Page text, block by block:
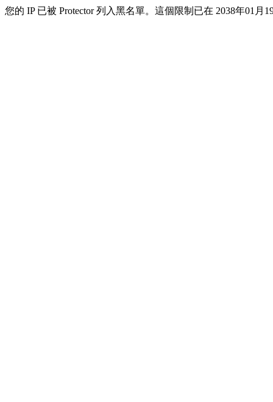
您的 IP 已被 Protector 列入黑名單。這個限制已在 2038年01月